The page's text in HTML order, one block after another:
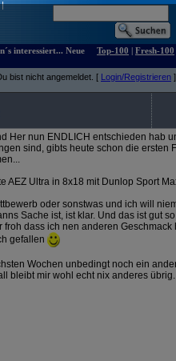
|
interessiert... Neue
Top-100 | Fresh-100
bist nicht angemeldet. [ Login/Registrieren ]
Her nun ENDLICH entschieden hab
sind, gibts heute schon die ersten
AEZ Ultra in 8x18 mit Dunlop Sport
oder sonstwas und ich will
Sache ist, ist klar. Und das ist gut
dass ich nen anderen Geschmack
gefallen
Wochen unbedingt noch ein
bleibt mir wohl echt nix anderes